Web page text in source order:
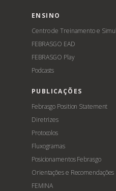
ENSINO
Centro de Treinamento e
FEBRASGO EAD
FEBRASGO Play
Podcasts
PUBLICAÇÕES
Febrasgo Position Statement
Diretrizes
Protocolos
Fluxogramas
Posicionamentos Febrasgo
Orientações e Recomendações
FEMINA